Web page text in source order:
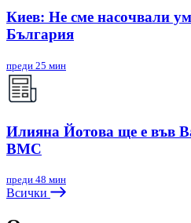
Киев: Не сме насочвали
България
преди 25 мин
Илияна Йотова ще е във
ВМС
преди 48 мин
Всички